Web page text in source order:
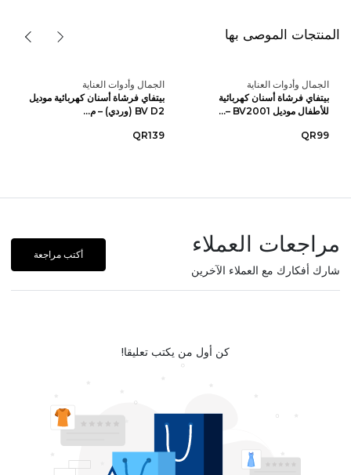
المنتجات الموصى بها
الجمال وأدوات العناية
بيتفاي فرشاة أسنان كهربائية
للأطفال موديل BV2001 –...
QR99
الجمال وأدوات العناية
بيتفاي فرشاة أسنان كهربائية موديل
BV D2 (وردي) – م...
QR139
مراجعات العملاء
شارك أفكارك مع العملاء الآخرين
أكتب مراجعة
كن أول من يكتب تعليقا!